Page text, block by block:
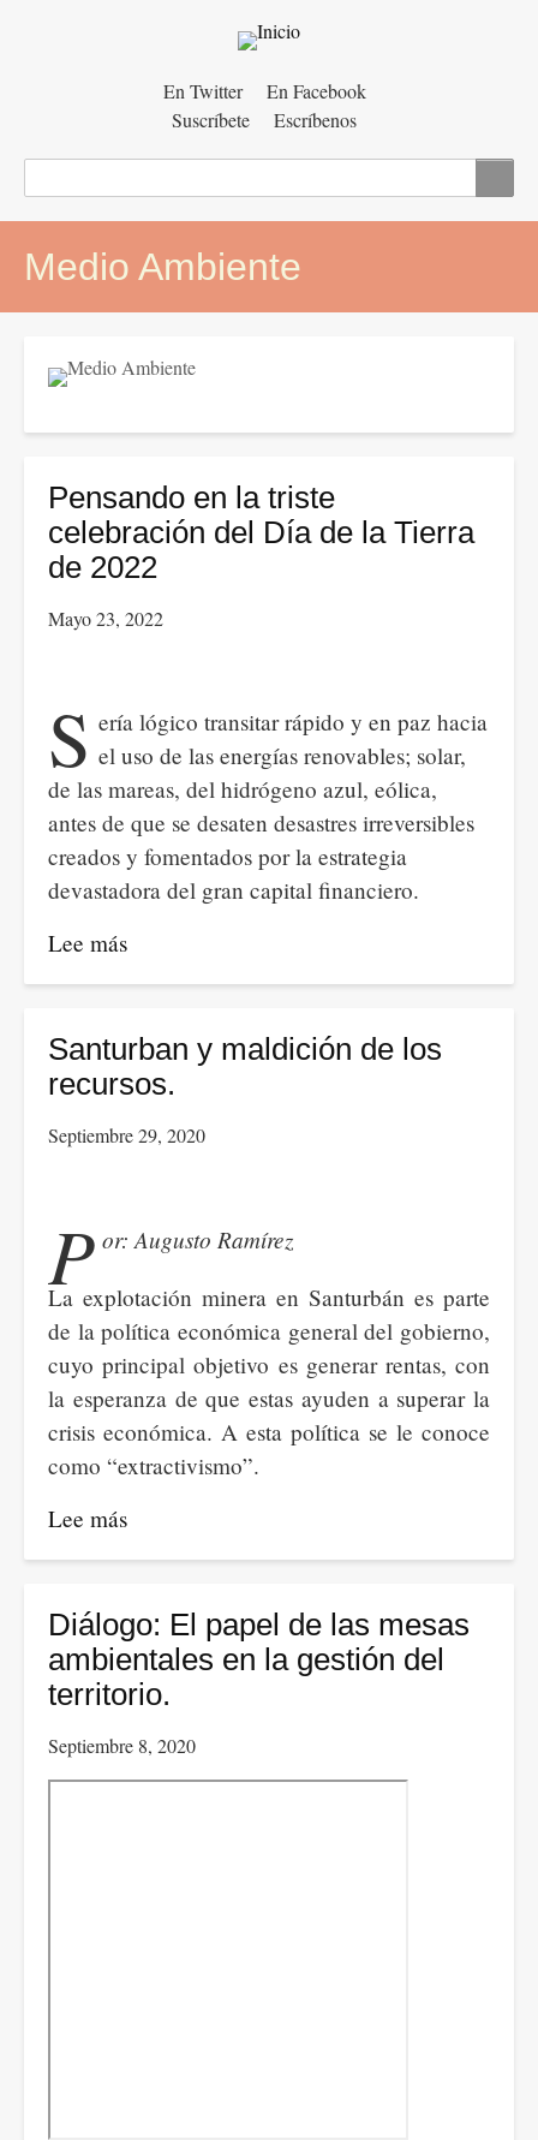
En Twitter
En Facebook
Suscríbete
Escríbenos
Medio Ambiente
Pensando en la triste
celebración del Día de la Tierra
de 2022
Mayo 23, 2022
S ería lógico transitar rápido y en paz hacia
el uso de las energías renovables; solar,
de las mareas, del hidrógeno azul, eólica,
antes de que se desaten desastres irreversibles
creados y fomentados por la estrategia
devastadora del gran capital financiero.
Lee más
Pensando
la
triste
del
la
de
2022
Santurban y maldición de los
recursos.
Septiembre 29, 2020
P or: Augusto Ramírez
La explotación minera en Santurbán es parte
de la política económica general del gobierno,
cuyo principal objetivo es generar rentas, con
la esperanza de que estas ayuden a superar la
crisis económica. A esta política se le conoce
como “extractivismo”.
Lee más
Santurban
maldición
de
los
Diálogo: El papel de las mesas
ambientales en la gestión del
territorio.
Septiembre 8, 2020